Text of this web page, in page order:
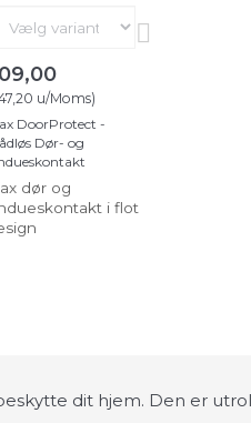
u/Moms)
DoorProtect -
Dør- og
dør og
i flot
dit hjem. Den er